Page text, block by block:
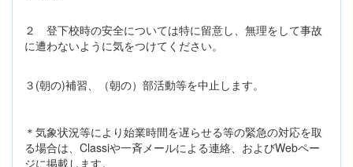
２ 登下校時の安全については特に留意し、無理をして事故
に遭わないように気をつけてください。
３(朝の)補習、（朝の）部活動等を中止します。
＊気象状況等により始業時間を遅らせる等の緊急の対応を取
る場合は、Classiや一斉メールによる連絡、およびWebペー
ジに掲載します。